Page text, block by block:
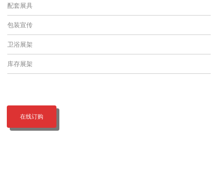
配套展具
包装宣传
卫浴展架
库存展架
在线订购